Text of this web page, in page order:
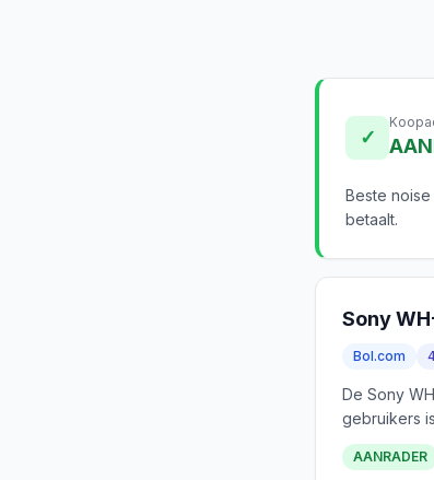
✓
Beste
betaalt.
Sony
Bol.com
De Sony
gebruikers
AANRADER